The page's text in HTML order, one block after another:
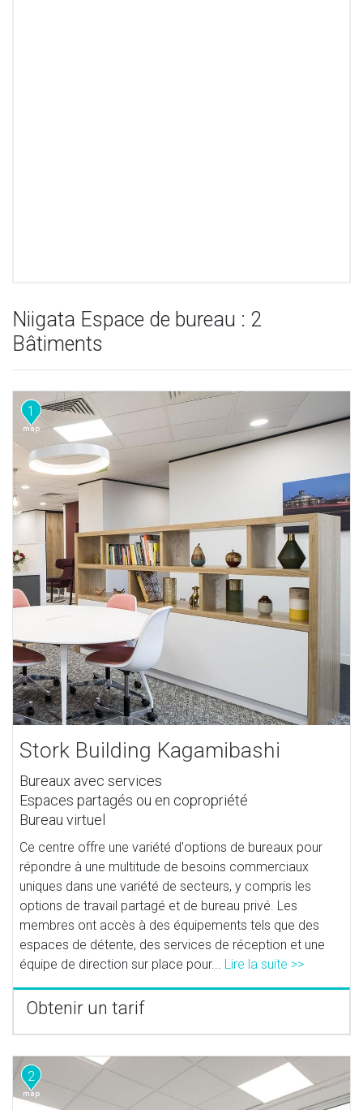
Niigata Espace de bureau : 2
Bâtiments
1
Stork Building Kagamibashi
Bureaux avec services
Espaces partagés ou en copropriété
Bureau virtuel
Ce centre offre une variété d'options de bureaux pour
répondre à une multitude de besoins commerciaux
uniques dans une variété de secteurs, y compris les
options de travail partagé et de bureau privé. Les
membres ont accès à des équipements tels que des
espaces de détente, des services de réception et une
équipe de direction sur place pour... Lire la suite >>
Obtenir un tarif
2